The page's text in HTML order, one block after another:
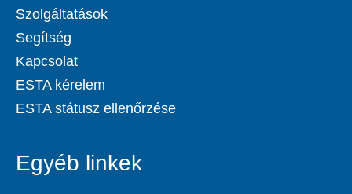
Szolgáltatások
Segítség
Kapcsolat
ESTA kérelem
ESTA státusz ellenőrzése
Egyéb linkek